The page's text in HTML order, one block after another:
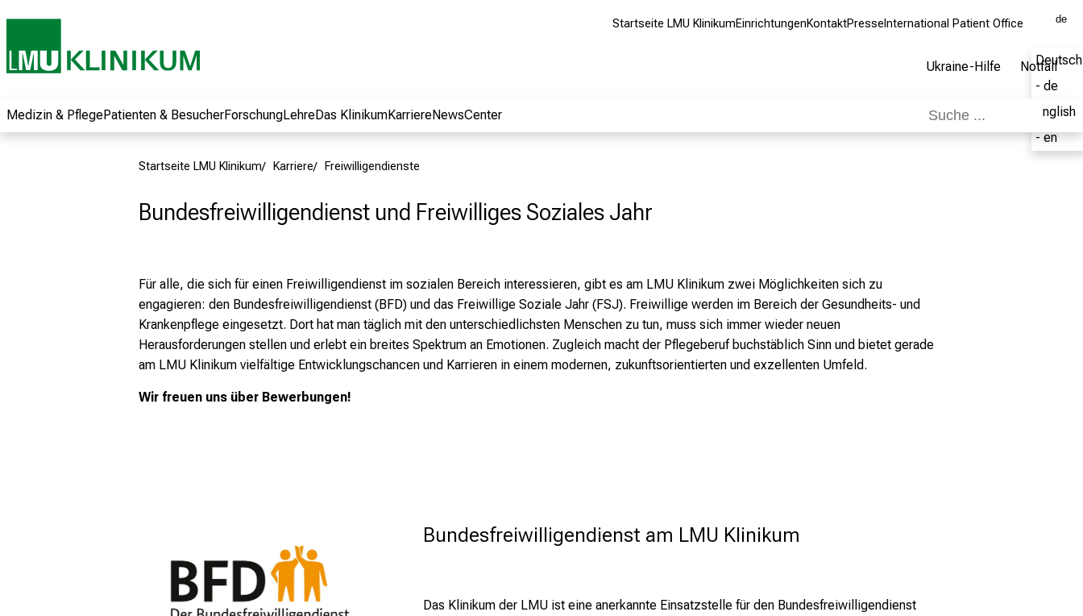
Startseite LMU KlinikumEinrichtungenKontaktPresse International Patient Office de
Deutsch
- de
English
- en
Ukraine-Hilfe Notfall
Medizin & PflegePatienten & BesucherForschungLehreDas KlinikumKarriereNewsCenter
Startseite LMU Klinikum Karriere Freiwilligendienste
Bundesfreiwilligendienst und Freiwilliges Soziales Jahr
Für alle, die sich für einen Freiwilligendienst im sozialen Bereich interessieren, gibt es am LMU Klinikum zwei Möglichkeiten sich zu
engagieren: den Bundesfreiwilligendienst (BFD) und das Freiwillige Soziale Jahr (FSJ). Freiwillige werden im Bereich der Gesundheits- und
Krankenpflege eingesetzt. Dort hat man täglich mit den unterschiedlichsten Menschen zu tun, muss sich immer wieder neuen
Herausforderungen stellen und erlebt ein breites Spektrum an Emotionen. Zugleich macht der Pflegeberuf buchstäblich Sinn und bietet gerade
am LMU Klinikum vielfältige Entwicklungschancen und Karrieren in einem modernen, zukunftsorientierten und exzellenten Umfeld.
Wir freuen uns über Bewerbungen!
Bundesfreiwilligendienst am LMU Klinikum
Das Klinikum der LMU ist eine anerkannte Einsatzstelle für den Bundesfreiwilligendienst
Informationen zu
Jobs, Ausbildungen
Weiterbildungen.
Kommen Sie
lassen Sie sich von
begeistern – ganz
ohne Anmeldung.
mehr Informationen